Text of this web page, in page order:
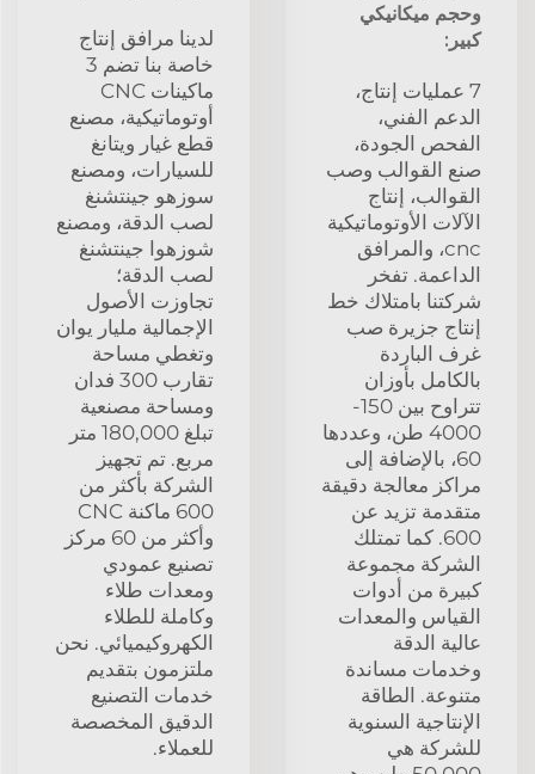
وحجم ميكانيكي
كبير:
7 عمليات إنتاج،
الدعم الفني،
الفحص الجودة،
صنع القوالب وصب
القوالب، إنتاج
الآلات الأوتوماتيكية
cnc، والمرافق
الداعمة. تفخر
شركتنا بامتلاك خط
إنتاج جزيرة صب
غرف الباردة
بالكامل بأوزان
تتراوح بين 150-
4000 طن، وعددها
60، بالإضافة إلى
مراكز معالجة دقيقة
متقدمة تزيد عن
600. كما تمتلك
الشركة مجموعة
كبيرة من أدوات
القياس والمعدات
عالية الدقة
وخدمات مساندة
متنوعة. الطاقة
الإنتاجية السنوية
للشركة هي
لدينا مرافق إنتاج
خاصة بنا تضم 3
ماكينات CNC
أوتوماتيكية، مصنع
قطع غيار ويتانغ
للسيارات، ومصنع
سوزهو جينتشنغ
لصب الدقة، ومصنع
شوزهوا جينتشنغ
لصب الدقة؛
تجاوزت الأصول
الإجمالية مليار يوان
وتغطي مساحة
تقارب 300 فدان
ومساحة مصنعية
تبلغ 180,000 متر
مربع. تم تجهيز
الشركة بأكثر من
600 ماكنة CNC
وأكثر من 60 مركز
تصنيع عمودي
ومعدات طلاء
وكاملة للطلاء
الكهروكيميائي. نحن
ملتزمون بتقديم
خدمات التصنيع
الدقيق المخصصة
للعملاء.